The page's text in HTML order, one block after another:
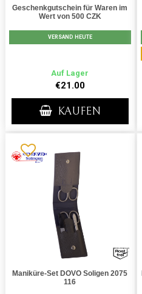
Geschenkgutschein für Waren im
Wert von 500 CZK
VERSAND HEUTE
Auf Lager
€21.00
KAUFEN
Maniküre-Set DOVO Soligen 2075
116